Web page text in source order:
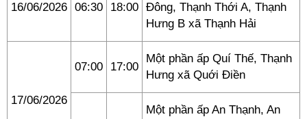
16/06/2026 06:30 18:00 Đông, Thạnh Thới A, Thạnh
Hưng B xã Thạnh Hải
17/06/2026
07:00 17:00
Một phần ấp Quí Thế, Thạnh
Hưng xã Quới Điền
Một phần ấp An Thạnh, An